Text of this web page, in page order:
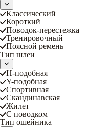
Классический
Короткий
Поводок-перестежка
Тренировочный
Поясной ремень
Тип шлеи
Н-подобная
Y-подобная
Спортивная
Скандинавская
Жилет
С поводком
Тип ошейника